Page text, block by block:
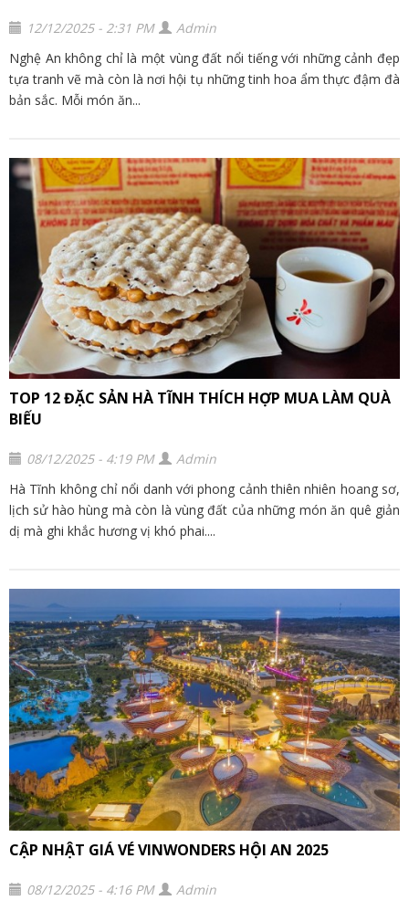
12/12/2025 - 2:31 PM
Admin
Nghệ An không chỉ là một vùng đất nổi tiếng với những cảnh đẹp
tựa tranh vẽ mà còn là nơi hội tụ những tinh hoa ẩm thực đậm đà
bản sắc. Mỗi món ăn...
TOP 12 ĐẶC SẢN HÀ TĨNH THÍCH HỢP MUA LÀM QUÀ
BIẾU
08/12/2025 - 4:19 PM
Admin
Hà Tĩnh không chỉ nổi danh với phong cảnh thiên nhiên hoang sơ,
lịch sử hào hùng mà còn là vùng đất của những món ăn quê giản
dị mà ghi khắc hương vị khó phai....
CẬP NHẬT GIÁ VÉ VINWONDERS HỘI AN 2025
08/12/2025 - 4:16 PM
Admin